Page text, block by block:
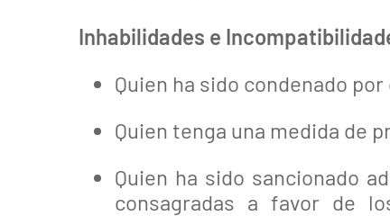
Inhabilidades e
Quien ha sido condenado
Quien tenga una medida de
Quien ha sido sancionado
consagradas a favor de